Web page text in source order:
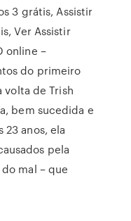
3 grátis, Assistir
Ver Assistir
online –
do primeiro
volta de Trish
bem sucedida e
23 anos, ela
pela
mal – que